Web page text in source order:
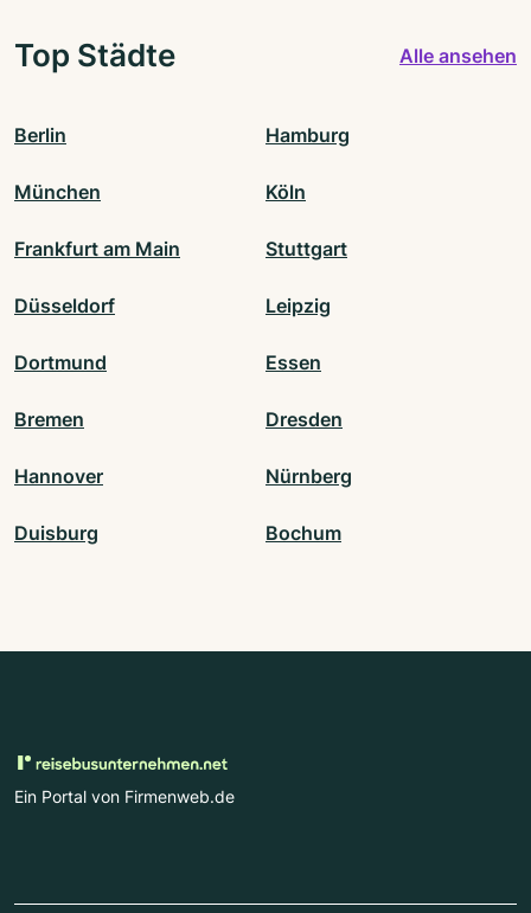
Top Städte Alle ansehen
Berlin Hamburg
München Köln
Frankfurt am Main Stuttgart
Düsseldorf Leipzig
Dortmund Essen
Bremen Dresden
Hannover Nürnberg
Duisburg Bochum
Ein Portal von Firmenweb.de